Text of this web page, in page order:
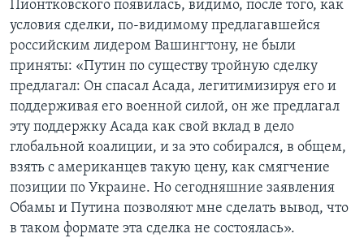
Пионтковского появилась, видимо, после того, как
условия сделки, по-видимому предлагавшейся
российским лидером Вашингтону, не были
приняты: «Путин по существу тройную сделку
предлагал: Он спасал Асада, легитимизируя его и
поддерживая его военной силой, он же предлагал
эту поддержку Асада как свой вклад в дело
глобальной коалиции, и за это собирался, в общем,
взять с американцев такую цену, как смягчение
позиции по Украине. Но сегодняшние заявления
Обамы и Путина позволяют мне сделать вывод, что
в таком формате эта сделка не состоялась».